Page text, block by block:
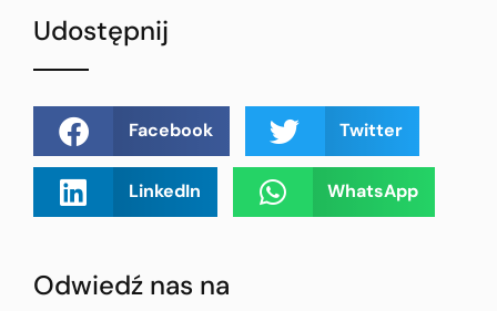
Udostępnij
Facebook Twitter
LinkedIn WhatsApp
Odwiedź nas na